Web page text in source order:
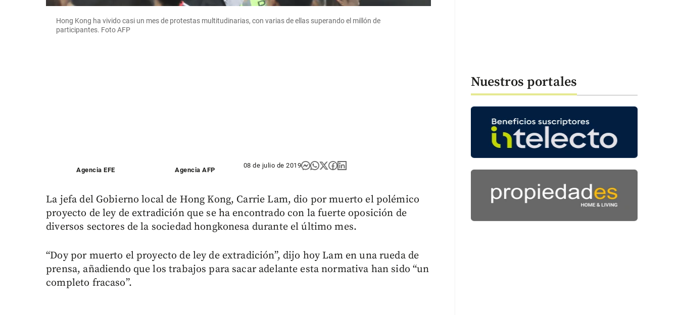
Hong Kong ha vivido casi un mes de protestas multitudinarias, con varias de ellas superando el millón de
participantes. Foto AFP
Agencia EFE Agencia AFP
08 de julio de 2019
La jefa del Gobierno local de Hong Kong, Carrie Lam, dio por muerto el polémico
proyecto de ley de extradición que se ha encontrado con la fuerte oposición de
diversos sectores de la sociedad hongkonesa durante el último mes.
“Doy por muerto el proyecto de ley de extradición”, dijo hoy Lam en una rueda de
prensa, añadiendo que los trabajos para sacar adelante esta normativa han sido “un
completo fracaso”.
Nuestros portales